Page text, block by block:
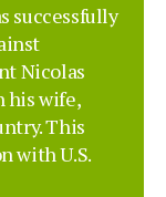
successfully
Nicolas
his wife,
This
with U.S.